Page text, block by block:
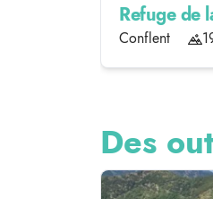
Refuge de
Conflent
Des